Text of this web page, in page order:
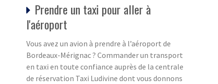
Prendre un taxi pour aller à
l'aéroport
Vous avez un avion à prendre à l’aéroport de
Bordeaux-Mérignac ? Commander un transport
en taxi en toute confiance auprès de la centrale
de réservation Taxi Ludivine dont vous donnons